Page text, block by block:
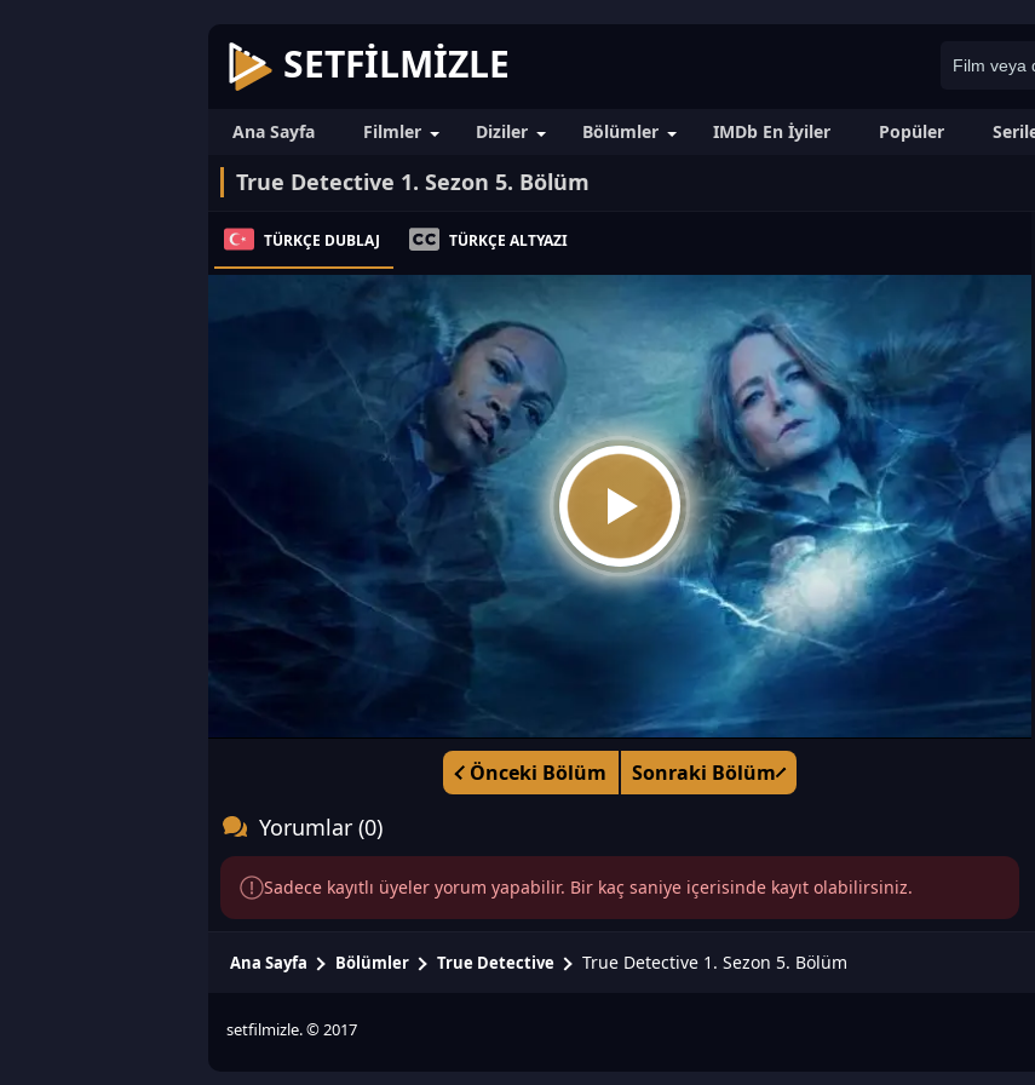
SETFILMIZLE
Ana Sayfa Filmler Diziler Bölümler IMDb En İyiler Popüler
True Detective 1. Sezon 5. Bölüm
TÜRKÇE DUBLAJ TÜRKÇE ALTYAZI
Önceki Bölüm Sonraki Bölüm
Yorumlar (0)
Sadece kayıtlı üyeler yorum yapabilir. Bir kaç saniye içerisinde kayıt olabilirsiniz.
Ana Sayfa Bölümler True Detective True Detective 1. Sezon 5. Bölüm
setfilmizle. © 2017